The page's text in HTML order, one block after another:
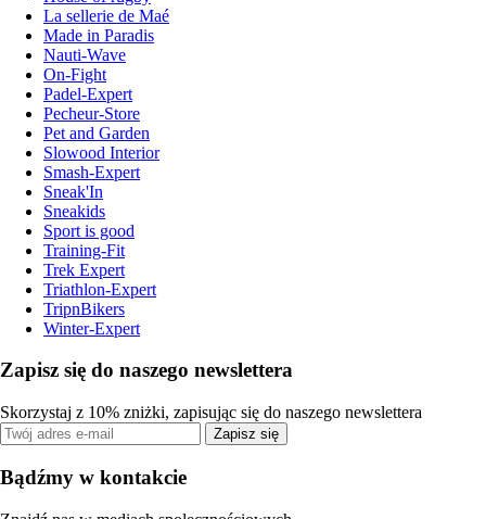
La sellerie de Maé
Made in Paradis
Nauti-Wave
On-Fight
Padel-Expert
Pecheur-Store
Pet and Garden
Slowood Interior
Smash-Expert
Sneak'In
Sneakids
Sport is good
Training-Fit
Trek Expert
Triathlon-Expert
TripnBikers
Winter-Expert
Zapisz się do naszego newslettera
Skorzystaj z 10% zniżki, zapisując się do naszego newslettera
Zapisz się
Bądźmy w kontakcie